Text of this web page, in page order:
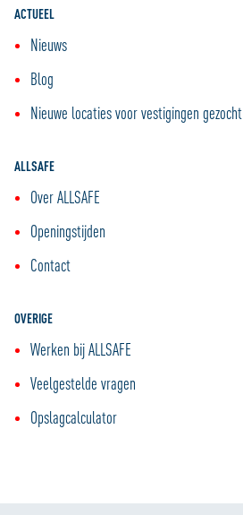
ACTUEEL
Nieuws
Blog
Nieuwe locaties voor vestigingen gezocht
ALLSAFE
Over ALLSAFE
Openingstijden
Contact
OVERIGE
Werken bij ALLSAFE
Veelgestelde vragen
Opslagcalculator